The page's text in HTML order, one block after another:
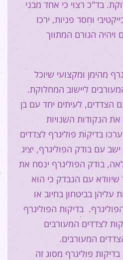
בד"כ רצוי כי אחד מבני
וחסר פניות, ירכז
הגורם המתווך
מהימן ומקצועי שיוכל
ליישוב המחלוקת.
הצדדים, לעיתים יחד עם בן
הנקודות השנויות
בדיקות פוליגרף לצדדים
עם בודק הפוליגרף, יציג
בודק הפוליגרף ינסח את
עם הנבדק כי הוא
עליהן בביטחון בחיוב או
בדיקות הפוליגרף
לצדדים המעורבים
המעורבים.
פוליגרף מסוג זה